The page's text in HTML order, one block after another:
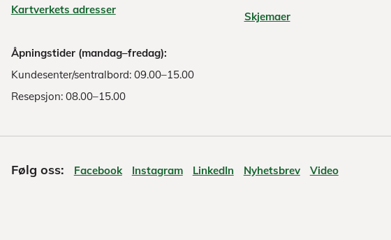
Kartverkets adresser
Åpningstider (mandag–fredag):
Kundesenter/sentralbord: 09.00–15.00
Resepsjon: 08.00–15.00
Skjemaer
Følg oss: Facebook Instagram LinkedIn Nyhetsbrev Video